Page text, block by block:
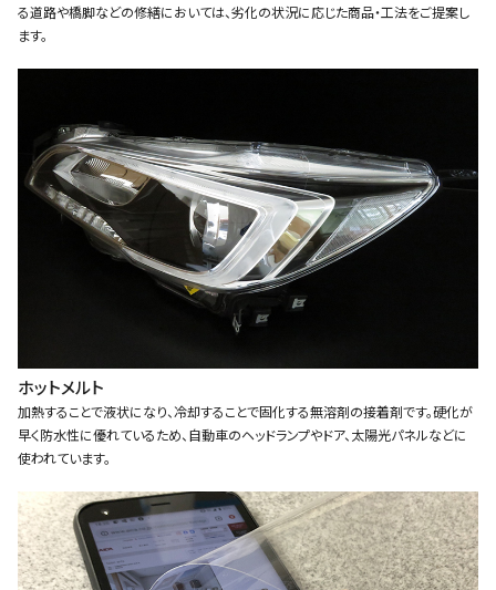
る道路や橋脚などの修繕においては、劣化の状況に応じた商品・工法をご提案し
ます。
ホットメルト
加熱することで液状になり、冷却することで固化する無溶剤の接着剤です。硬化が
早く防水性に優れているため、自動車のヘッドランプやドア、太陽光パネルなどに
使われています。